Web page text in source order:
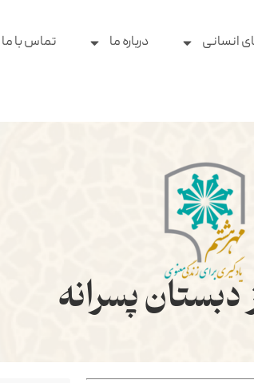
انسانی درباره ما تماس با ما
دبستان پسرانه